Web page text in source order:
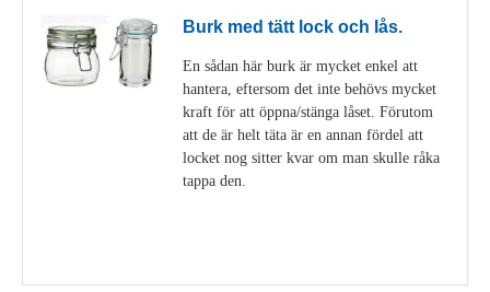
Burk med tätt lock och lås.
En sådan här burk är mycket enkel att
hantera, eftersom det inte behövs mycket
kraft för att öppna/stänga låset. Förutom
att de är helt täta är en annan fördel att
locket nog sitter kvar om man skulle råka
tappa den.